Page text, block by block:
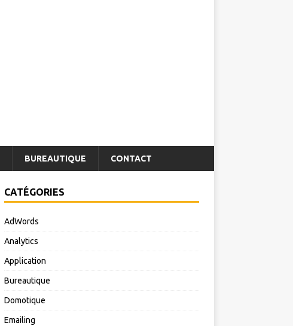
BUREAUTIQUE CONTACT
CATÉGORIES
AdWords
Analytics
Application
Bureautique
Domotique
Emailing